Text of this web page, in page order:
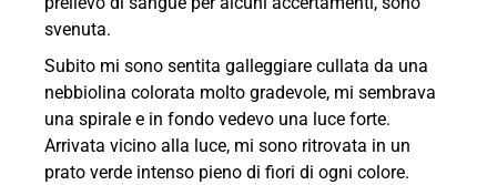
svenuta.
Subito mi sono sentita galleggiare cullata da una
nebbiolina colorata molto gradevole, mi sembrava
una spirale e in fondo vedevo una luce forte.
Arrivata vicino alla luce, mi sono ritrovata in un
prato verde intenso pieno di fiori di ogni colore.